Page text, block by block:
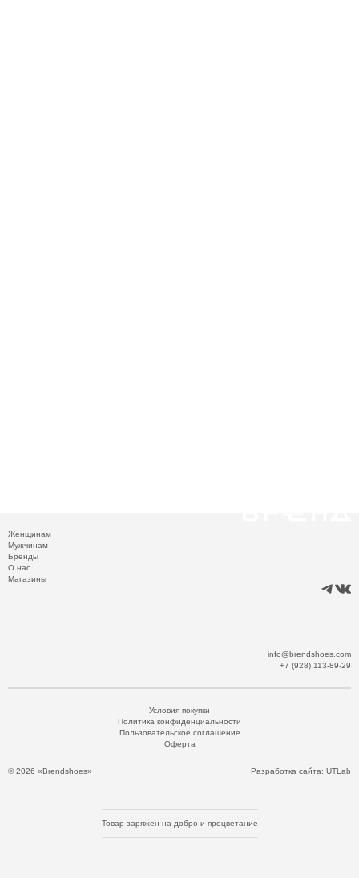
Женщинам
Мужчинам
Бренды
О нас
Магазины
info@brendshoes.com
+7 (928) 113-89-29
© 2026 «Brendshoes»
Условия покупки
Политика конфиденциальности
Пользовательское соглашение
Оферта
Разработка сайта: UTLab
Товар заряжен на добро и процветание